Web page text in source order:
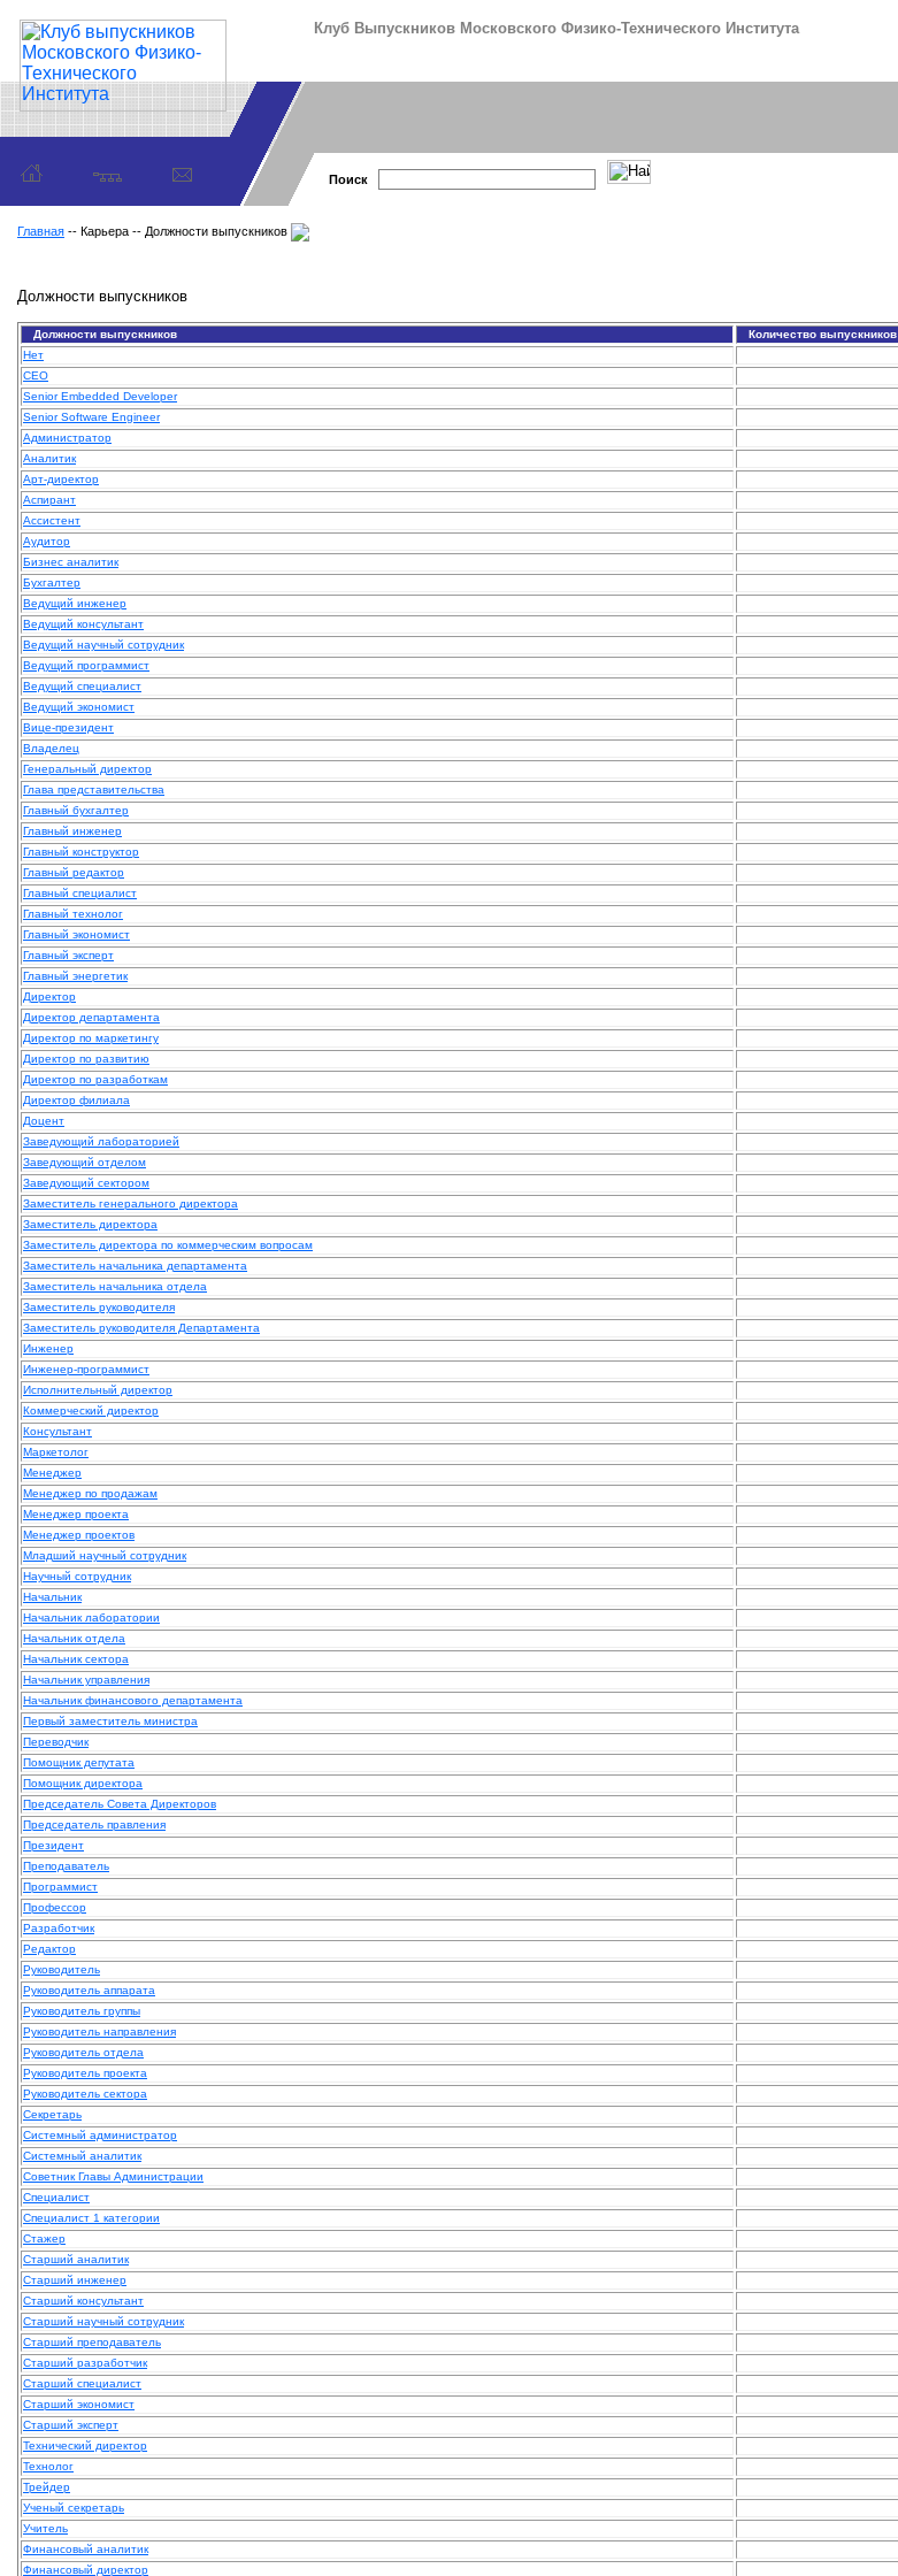
Клуб Выпускников Московского Физико-Технического Института
Поиск
Главная -- Карьера -- Должности выпускников
Должности выпускников
Должности выпускников
Количество выпускников
Нет
CEO
Senior Embedded Developer
Senior Software Engineer
Администратор
Аналитик
Арт-директор
Аспирант
Ассистент
Аудитор
Бизнес аналитик
Бухгалтер
Ведущий инженер
Ведущий консультант
Ведущий научный сотрудник
Ведущий программист
Ведущий специалист
Ведущий экономист
Вице-президент
Владелец
Генеральный директор
Глава представительства
Главный бухгалтер
Главный инженер
Главный конструктор
Главный редактор
Главный специалист
Главный технолог
Главный экономист
Главный эксперт
Главный энергетик
Директор
Директор департамента
Директор по маркетингу
Директор по развитию
Директор по разработкам
Директор филиала
Доцент
Заведующий лабораторией
Заведующий отделом
Заведующий сектором
Заместитель генерального директора
Заместитель директора
Заместитель директора по коммерческим вопросам
Заместитель начальника департамента
Заместитель начальника отдела
Заместитель руководителя
Заместитель руководителя Департамента
Инженер
Инженер-программист
Исполнительный директор
Коммерческий директор
Консультант
Маркетолог
Менеджер
Менеджер по продажам
Менеджер проекта
Менеджер проектов
Младший научный сотрудник
Научный сотрудник
Начальник
Начальник лаборатории
Начальник отдела
Начальник сектора
Начальник управления
Начальник финансового департамента
Первый заместитель министра
Переводчик
Помощник депутата
Помощник директора
Председатель Совета Директоров
Председатель правления
Президент
Преподаватель
Программист
Профессор
Разработчик
Редактор
Руководитель
Руководитель аппарата
Руководитель группы
Руководитель направления
Руководитель отдела
Руководитель проекта
Руководитель сектора
Секретарь
Системный администратор
Системный аналитик
Советник Главы Администрации
Специалист
Специалист 1 категории
Стажер
Старший аналитик
Старший инженер
Старший консультант
Старший научный сотрудник
Старший преподаватель
Старший разработчик
Старший специалист
Старший экономист
Старший эксперт
Технический директор
Технолог
Трейдер
Ученый секретарь
Учитель
Финансовый аналитик
Финансовый директор